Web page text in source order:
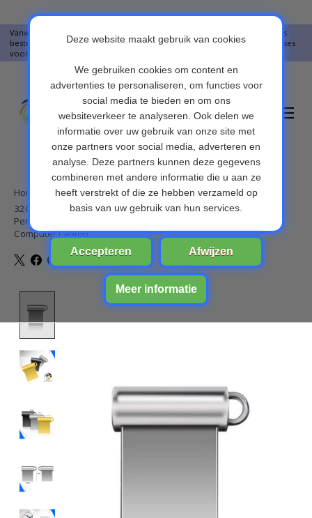
Vanwege vakantie worden er op moment geen pakketjes verstuurd. Alles
bestellingen vanaf 09-07-2026 word op 10-08-2026 verzonden. Onze excuses
voor het ongemak. Bedankt voor u begrip.
Verlanglijst
Home
32GB Aluminium Mini USB High Speed Memory Card Auto U Disk
Pen Drive Flash Stabiele Snelle Transmissie Voor Auto Pc
Computer Laptop
Product image slideshow Items